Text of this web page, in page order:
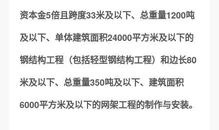
资本金5倍且跨度33米及以下、总重量1200吨
及以下、单体建筑面积24000平方米及以下的
钢结构工程（包括轻型钢结构工程）和边长80
米及以下、总重量350吨及以下、建筑面积
6000平方米及以下的网架工程的制作与安装。